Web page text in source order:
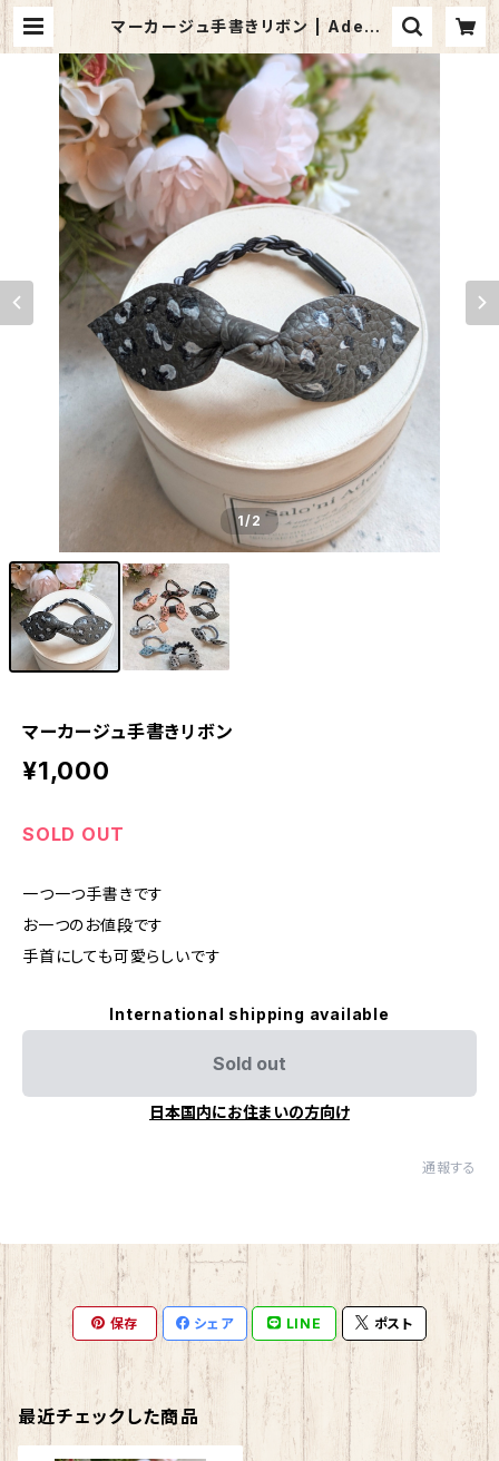
マーカージュ手書きリボン | Adeon
1/2
マーカージュ手書きリボン
¥1,000
SOLD OUT
一つ一つ手書きです
お一つのお値段です
手首にしても可愛らしいです
International shipping available
Sold out
日本国内にお住まいの方向け
通報する
保存 シェア LINE ポスト
最近チェックした商品